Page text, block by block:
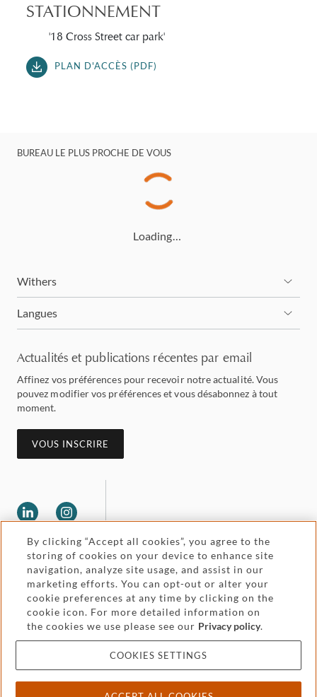
STATIONNEMENT
'18 Cross Street car park'
PLAN D'ACCÈS (PDF)
BUREAU LE PLUS PROCHE DE VOUS
Loading…
Withers
Langues
Actualités et publications récentes par email
Affinez vos préférences pour recevoir notre actualité. Vous
pouvez modifier vos préférences et vous désabonnez à tout
moment.
VOUS INSCRIRE
Legal and regulatory
Price and service
information
Cookies and privacy
Accessibility
Attorney advertising
By clicking “Accept all cookies”, you agree to the
storing of cookies on your device to enhance site
navigation, analyze site usage, and assist in our
marketing efforts. You can opt-out or alter your
cookie preferences at any time by clicking on the
cookie icon. For more detailed information on
the cookies we use please see our Privacy policy.
COOKIES SETTINGS